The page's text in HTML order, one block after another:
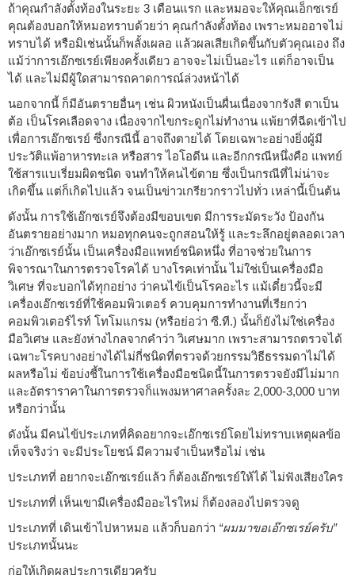
ถ้าคุณกำลังตั้งท้องในระยะ 3 เดือนแรก และหมอจะให้คุณเอ็กซเรย์
คุณต้องบอกให้หมอทราบด้วยว่า คุณกำลังตั้งท้อง เพราะหมออาจไม่
ทราบได้ หรือมิเช่นนั้นก็พลั้งเผลอ แล้วผลเสียเกิดขึ้นกับตัวคุณเอง ถึง
แม้ว่าการเอ๊กซเรย์เพียงครั้งเดียว อาจจะไม่เป็นอะไร แต่ก็อาจเป็น
ได้ และไม่มีผู้ใดสามารถคาดการณ์ล่วงหน้าได้
นอกจากนี้ ก็มีอันตรายอื่นๆ เช่น ผิวหนังเป็นผื่นเนื่องจากรังสี ตาเป็น
ต้อ เป็นโรคเลือดจาง เนื่องจากไขกระดูกไม่ทำงาน แพ้ยาที่ฉีดเข้าไป
เพื่อการเอ๊กซเรย์ ซึ่งกรณีนี้ อาจถึงตายได้ โดยเฉพาะอย่างยิ่งผู้มี
ประวัติแพ้อาหารทะเล หรือสาร ไอโอดีน และอีกกรณีหนึ่งคือ แพทย์
ใช้สารแบเรี่ยมผิดชนิด จนทำให้คนไข้ตาย ซึ่งเป็นกรณีที่ไม่น่าจะ
เกิดขึ้น แต่ก็เกิดไปแล้ว จนเป็นข่าวเกรียวกราวไปทั่ว เหล่านี้เป็นต้น
ดังนั้น การใช้เอ๊กซเรย์จึงต้องมีขอบเขต มีการระมัดระวัง ป้องกัน
อันตรายอย่างมาก หมอทุกคนจะถูกสอนให้รู้ และระลึกอยู่ตลอดเวลา
ว่าเอ๊กซเรย์นั้น เป็นเครื่องมือแพทย์ชนิดหนึ่ง ที่อาจช่วยในการ
พิจารณาในการตรวจโรคได้ บางโรคเท่านั้น ไม่ใช่เป็นเครื่องมือ
วิเศษ ที่จะบอกได้ทุกอย่าง ว่าคนไข้เป็นโรคอะไร แม้เดี๋ยวนี้จะมี
เครื่องเอ๊กซเรย์ที่ใช้คอมพิวเตอร์ ควบคุมการทำงานที่เรียกว่า
คอมพิวเตอร์ไรท์ โทโมแกรม (หรือย่อว่า ซี.ที.) นั้นก็ยังไม่ใช่เครื่อง
มือวิเศษ และยังห่างไกลจากคำว่า วิเศษมาก เพราะสามารถตรวจได้
เฉพาะโรคบางอย่างได้ไม่กี่ชนิดที่ตรวจด้วยกรรมวิธีธรรมดาไม่ได้
ผลหรือไม่ ข้อบ่งชี้ในการใช้เครื่องมือชนิดนี้ในการตรวจยังมีไม่มาก
และอัตราราคาในการตรวจก็แพงมหาศาลครั้งละ 2,000-3,000 บาท
หรือกว่านั้น
ดังนั้น มีคนไข้ประเภทที่คิดอยากจะเอ๊กซเรย์โดยไม่ทราบเหตุผลข้อ
เท็จจริงว่า จะมีประโยชน์ มีความจำเป็นหรือไม่ เช่น
ประเภทที่ อยากจะเอ๊กซเรย์แล้ว ก็ต้องเอ๊กซเรย์ให้ได้ ไม่ฟังเสียงใคร
ประเภทที่ เห็นเขามีเครื่องมืออะไรใหม่ ก็ต้องลองไปตรวจดู
ประเภทที่ เดินเข้าไปหาหมอ แล้วก็บอกว่า “ผมมาขอเอ๊กซเรย์ครับ”
ประเภทนั้นนะ
ก่อให้เกิดผลประการเดียวครับ